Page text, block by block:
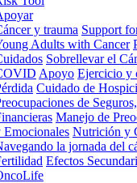
y trauma Support
Adults with Cancer
Sobrellevar el
Apoyo Ejercicio y
Cuidado de
de
Manejo de
Emocionales Nutrición y
la jornada del
Efectos